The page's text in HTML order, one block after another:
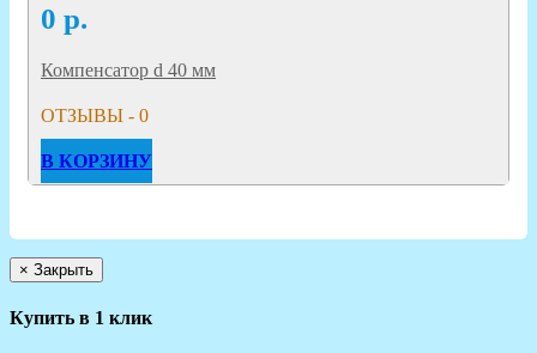
0 р.
Компенсатор d 40 мм
ОТЗЫВЫ - 0
В КОРЗИНУ
× Закрыть
Купить в 1 клик